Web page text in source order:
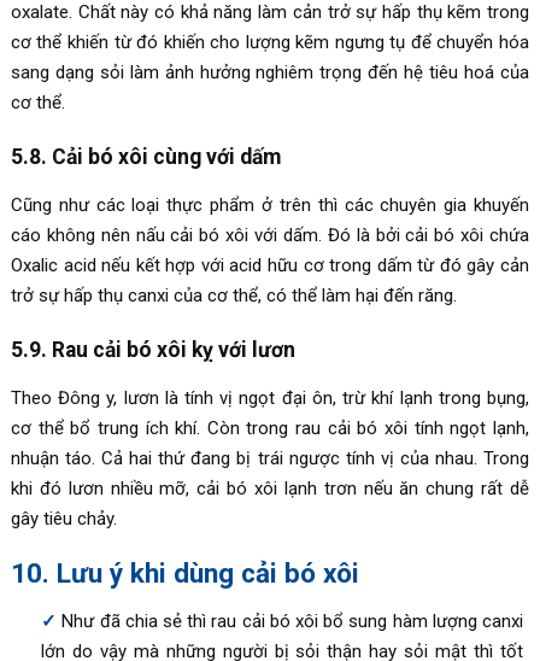
oxalate. Chất này có khả năng làm cản trở sự hấp thụ kẽm trong
cơ thể khiến từ đó khiến cho lượng kẽm ngưng tụ để chuyển hóa
sang dạng sỏi làm ảnh hưởng nghiêm trọng đến hệ tiêu hoá của
cơ thể.
5.8. Cải bó xôi cùng với dấm
Cũng như các loại thực phẩm ở trên thì các chuyên gia khuyến
cáo không nên nấu cải bó xôi với dấm. Đó là bởi cải bó xôi chứa
Oxalic acid nếu kết hợp với acid hữu cơ trong dấm từ đó gây cản
trở sự hấp thụ canxi của cơ thể, có thể làm hại đến răng.
5.9. Rau cải bó xôi kỵ với lươn
Theo Đông y, lươn là tính vị ngọt đại ôn, trừ khí lạnh trong bụng,
cơ thể bổ trung ích khí. Còn trong rau cải bó xôi tính ngọt lạnh,
nhuận táo. Cả hai thứ đang bị trái ngược tính vị của nhau. Trong
khi đó lươn nhiều mỡ, cải bó xôi lạnh trơn nếu ăn chung rất dễ
gây tiêu chảy.
10. Lưu ý khi dùng cải bó xôi
Như đã chia sẻ thì rau cải bó xôi bổ sung hàm lượng canxi
lớn do vậy mà những người bị sỏi thận hay sỏi mật thì tốt